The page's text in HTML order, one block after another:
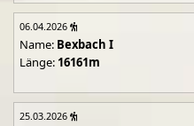
06.04.2026
Name: Bexbach I
Länge: 16161m
25.03.2026